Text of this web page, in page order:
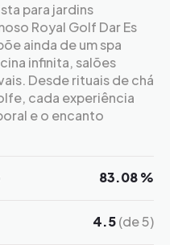
para jardins
Royal Golf Dar Es
ainda de um spa
infinita, salões
Desde rituais de chá
cada experiência
e o encanto
83.08 %
4.5(de 5)